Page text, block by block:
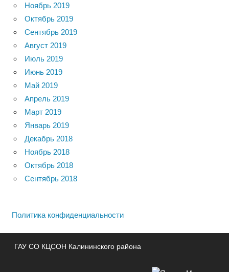
Ноябрь 2019
Октябрь 2019
Сентябрь 2019
Август 2019
Июль 2019
Июнь 2019
Май 2019
Апрель 2019
Март 2019
Январь 2019
Декабрь 2018
Ноябрь 2018
Октябрь 2018
Сентябрь 2018
Политика конфиденциальности
ГАУ СО КЦСОН Калининского района